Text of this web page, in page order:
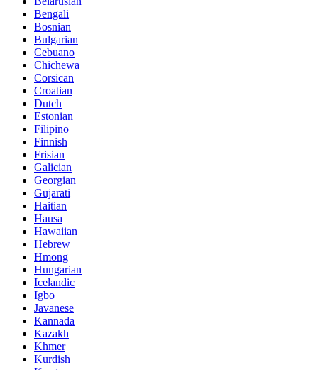
Bengali
Bosnian
Bulgarian
Cebuano
Chichewa
Corsican
Croatian
Dutch
Estonian
Filipino
Finnish
Frisian
Galician
Georgian
Gujarati
Haitian
Hausa
Hawaiian
Hebrew
Hmong
Hungarian
Icelandic
Igbo
Javanese
Kannada
Kazakh
Khmer
Kurdish